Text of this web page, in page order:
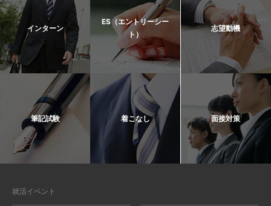
インターン
ES（エントリーシー
ト）
志望動機
筆記試験 着こなし 面接対策
就活イベント